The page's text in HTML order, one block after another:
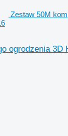
Zestaw 50M
ogrodzenia 3D